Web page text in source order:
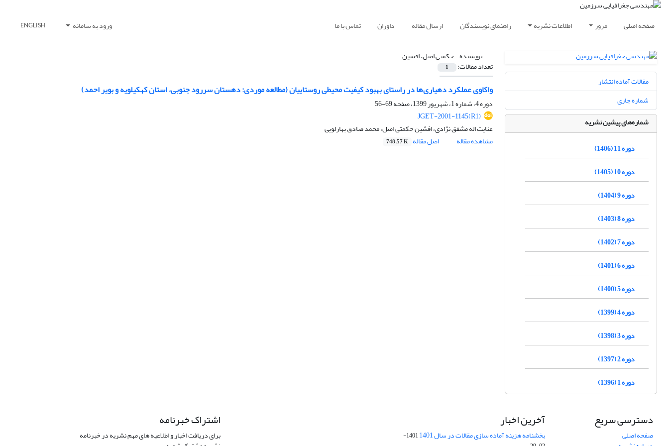
صفحه اصلی مرور اطلاعات نشریه راهنمای نویسندگان ارسال مقاله داوران تماس با ما ورود به سامانه ENGLISH
نویسنده =حکمتی اصل، افشین
تعداد مقالات: 1
واکاوی عملکرد دهیاری‌ها در راستای بهبود کیفیت محیطی روستاییان (مطالعه موردی: دهستان سررود جنوبی، استان کهکیلویه و بویر احمد)
دوره 4، شماره 1، شهریور 1399، صفحه
69-56
JGET-2001-1145(R1)
عنایت اله مشفق نژادی، افشین حکمتی اصل، محمد صادق بهارلویی
مشاهده مقاله
اصل مقاله 748.57 K
مقالات آماده انتشار
شماره جاری
شماره‌های پیشین نشریه
دوره 11 (1406)
دوره 10 (1405)
دوره 9 (1404)
دوره 8 (1403)
دوره 7 (1402)
دوره 6 (1401)
دوره 5 (1400)
دوره 4 (1399)
دوره 3 (1398)
دوره 2 (1397)
دوره 1 (1396)
دسترسی سریع
صفحه اصلی
آخرین اخبار
بخشنامه هزینه آماده سازی مقالات در سال 1401
1401-
اشتراک خبرنامه
برای دریافت اخبار و اطلاعیه های مهم نشریه در خبرنامه